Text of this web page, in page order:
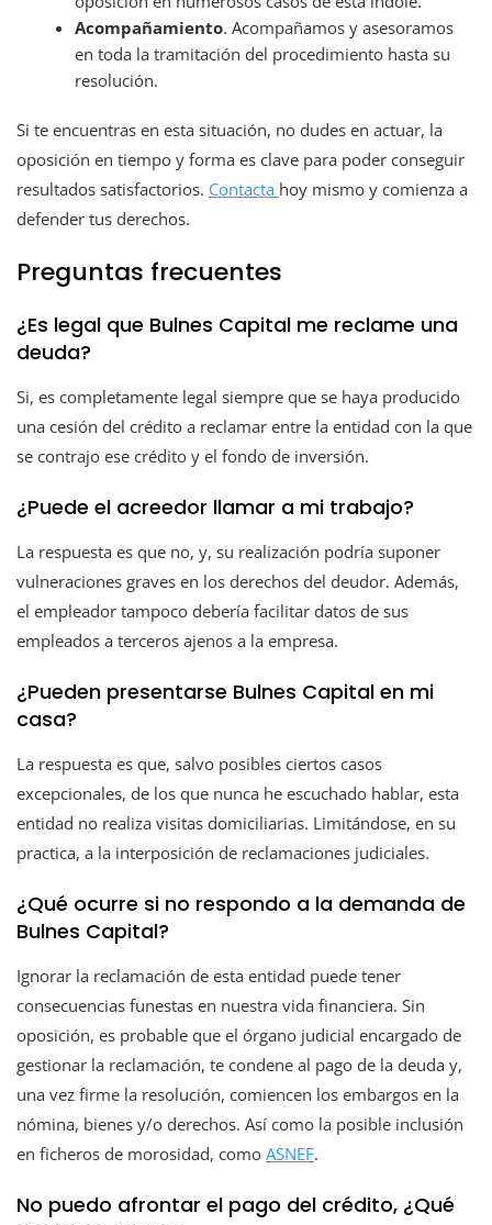
Acompañamiento. Acompañamos y asesoramos
en toda la tramitación del procedimiento hasta su
resolución.
Si te encuentras en esta situación, no dudes en actuar, la
oposición en tiempo y forma es clave para poder conseguir
resultados satisfactorios. Contacta hoy mismo y comienza a
defender tus derechos.
Preguntas frecuentes
¿Es legal que Bulnes Capital me reclame una
deuda?
Si, es completamente legal siempre que se haya producido
una cesión del crédito a reclamar entre la entidad con la que
se contrajo ese crédito y el fondo de inversión.
¿Puede el acreedor llamar a mi trabajo?
La respuesta es que no, y, su realización podría suponer
vulneraciones graves en los derechos del deudor. Además,
el empleador tampoco debería facilitar datos de sus
empleados a terceros ajenos a la empresa.
¿Pueden presentarse Bulnes Capital en mi
casa?
La respuesta es que, salvo posibles ciertos casos
excepcionales, de los que nunca he escuchado hablar, esta
entidad no realiza visitas domiciliarias. Limitándose, en su
practica, a la interposición de reclamaciones judiciales.
¿Qué ocurre si no respondo a la demanda de
Bulnes Capital?
Ignorar la reclamación de esta entidad puede tener
consecuencias funestas en nuestra vida financiera. Sin
oposición, es probable que el órgano judicial encargado de
gestionar la reclamación, te condene al pago de la deuda y,
una vez firme la resolución, comiencen los embargos en la
nómina, bienes y/o derechos. Así como la posible inclusión
en ficheros de morosidad, como ASNEF.
No puedo afrontar el pago del crédito, ¿Qué